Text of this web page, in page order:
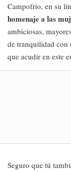
Campofrío, en su
homenaje a las
ambiciosas,
de tranquilidad con
que acudir en este
Seguro que tú